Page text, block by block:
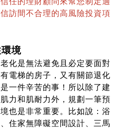
訪間不合理的高風險投資項
境
化是無法避免且必定要面對
電梯的房子，又有關節退化
一件辛苦的事！所以除了建
力和肌耐力外，規劃一筆預
也是非常重要。比如說：浴
住家無障礙空間設計、三馬